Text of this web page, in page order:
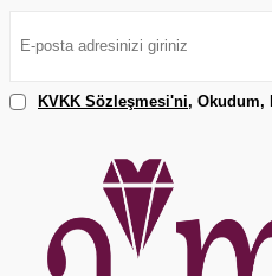
KVKK Sözleşmesi'ni, Okudum,